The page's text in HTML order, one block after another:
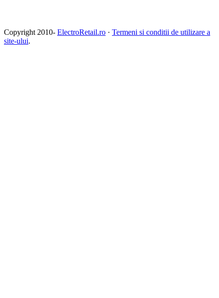
Copyright 2010- ElectroRetail.ro · Termeni si conditii de utilizare a
site-ului.